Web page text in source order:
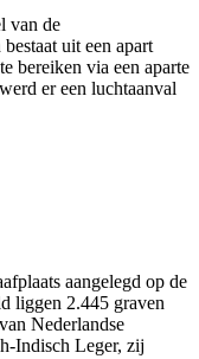
van de
uit een apart
bereiken via een aparte
er een luchtaanval
aangelegd op de
liggen 2.445 graven
Nederlandse
Indisch Leger, zij